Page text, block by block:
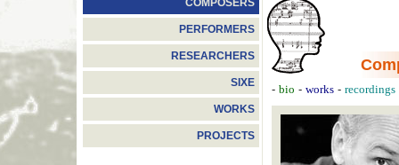
COMPOSERS
PERFORMERS
RESEARCHERS
SIXE
WORKS
PROJECTS
- bio - works - recordings